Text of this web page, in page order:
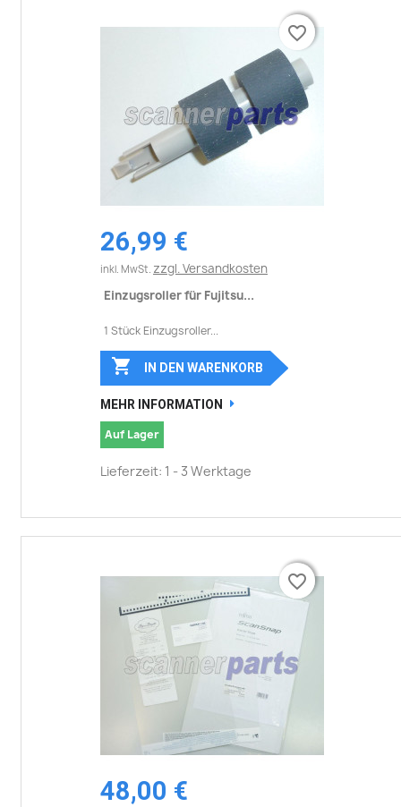
26,99 €
inkl. MwSt. zzgl. Versandkosten
Einzugsroller für Fujitsu...
1 Stück Einzugsroller...
favorite_border
 IN DEN WARENKORB
MEHR INFORMATION
Auf Lager
Lieferzeit: 1 - 3 Werktage
favorite_border
48,00 €
favorite_border
favorite_border